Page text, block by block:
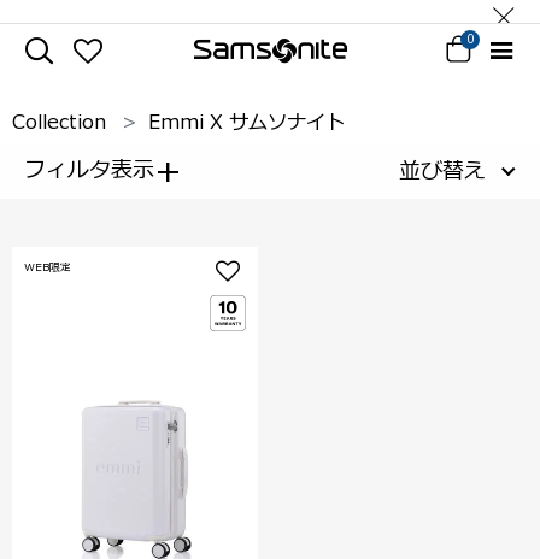
0
Collection Emmi X サムソナイト
フィルタ表示+ 並び替え
WEB限定